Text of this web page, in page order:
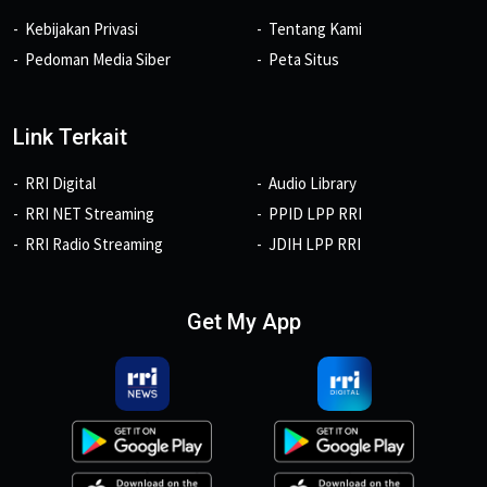
Kebijakan Privasi
Pedoman Media Siber
Tentang Kami
Peta Situs
Link Terkait
RRI Digital
RRI NET Streaming
RRI Radio Streaming
Audio Library
PPID LPP RRI
JDIH LPP RRI
Get My App